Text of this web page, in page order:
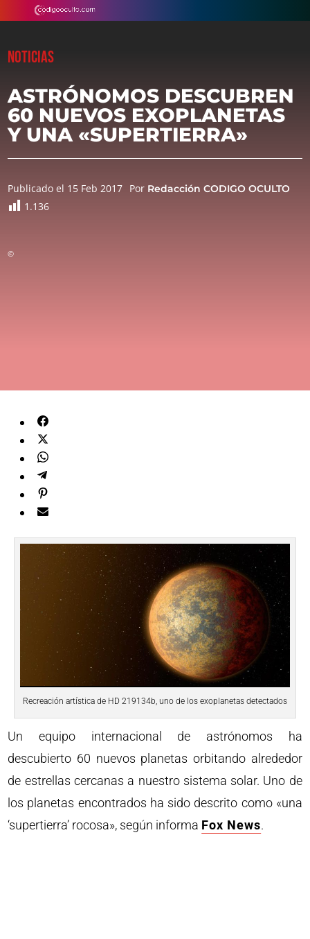
NOTICIAS
ASTRÓNOMOS DESCUBREN
60 NUEVOS EXOPLANETAS
Y UNA «SUPERTIERRA»
Publicado el 15 Feb 2017 Por Redacción CODIGO OCULTO
1.136
©
Recreación artística de HD 219134b, uno de los exoplanetas detectados
Un equipo internacional de astrónomos ha
descubierto 60 nuevos planetas orbitando alrededor
de estrellas cercanas a nuestro sistema solar. Uno de
los planetas encontrados ha sido descrito como «una
‘supertierra’ rocosa», según informa Fox News.